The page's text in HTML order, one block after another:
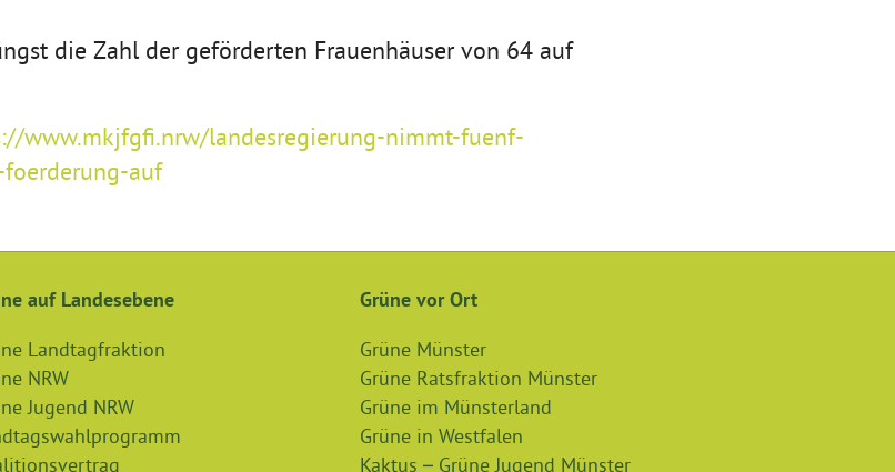
die Zahl der geförderten Frauenhäuser von 64 auf
www.mkjfgfi.nrw/landesregierung-nimmt-fuenf-
auf
auf Landesebene
Landtagfraktion
NRW
Jugend NRW
Grüne vor Ort
Grüne Münster
Grüne Ratsfraktion Münster
Grüne im Münsterland
Grüne in Westfalen
Kaktus – Grüne Jugend Münster